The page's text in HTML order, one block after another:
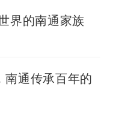
界的南通家族
南通传承百年的